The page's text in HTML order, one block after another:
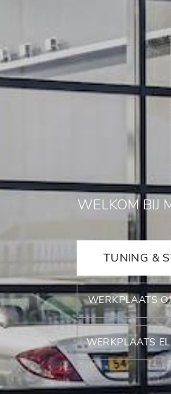
WELKOM BIJ
TUNING &
WERKPLAATS
WERKPLAATS